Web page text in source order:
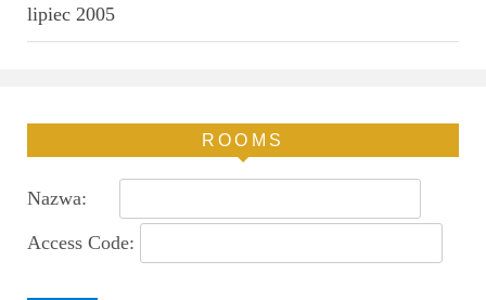
lipiec 2005
ROOMS
Nazwa:
Access Code: